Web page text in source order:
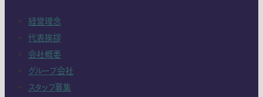
経営理念
代表挨拶
会社概要
グループ会社
スタッフ募集